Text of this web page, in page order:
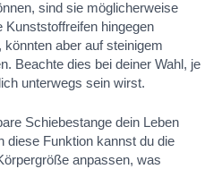
sind sie möglicherweise
Kunststoffreifen hingegen
könnten aber auf steinigem
Beachte dies bei deiner Wahl, je
unterwegs sein wirst.
Schiebestange dein Leben
diese Funktion kannst du die
anpassen, was